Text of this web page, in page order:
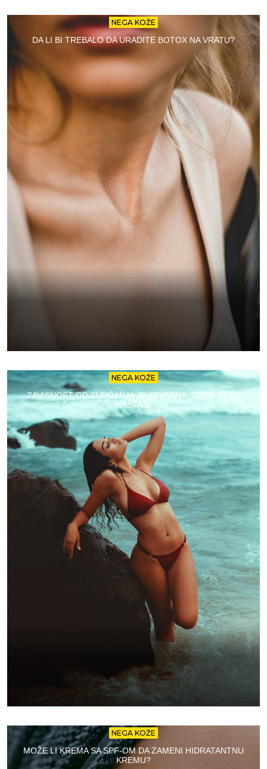
NEGA KOŽE
DA LI BI TREBALO DA URADITE BOTOX NA VRATU?
NEGA KOŽE
ZAVISNOST OD SUNČANJA JE STVARNA: ZBOG ČEGA
NASTAJE
NEGA KOŽE
MOŽE LI KREMA SA SPF-OM DA ZAMENI HIDRATANTNU
KREMU?